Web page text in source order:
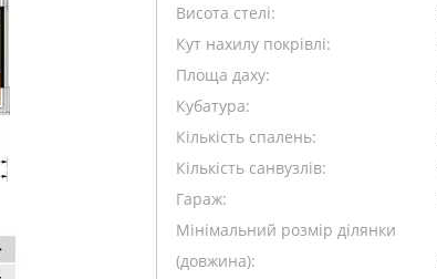
Висота стелі:
Кут нахилу покрівлі:
Площа даху:
Кубатура:
Кількість спалень:
Кількість санвузлів:
Гараж:
Мінімальний розмір ділянки
(довжина):